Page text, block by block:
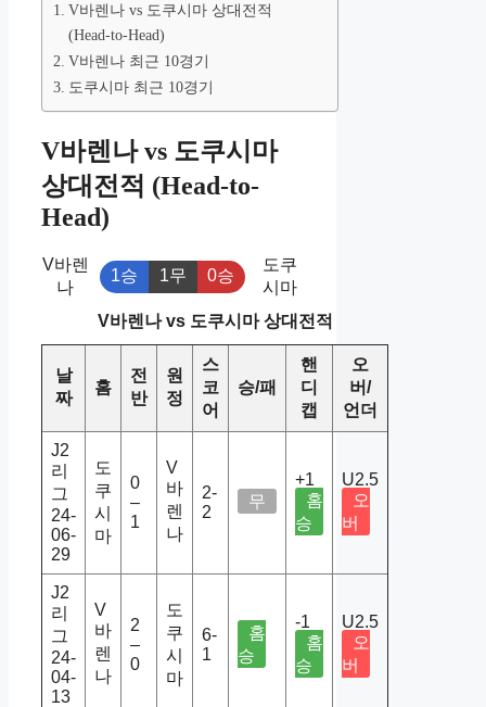
V바렌나 vs 도쿠시마 상대전적
(Head-to-Head)
V바렌나 최근 10경기
도쿠시마 최근 10경기
V바렌나 vs 도쿠시마
상대전적 (Head-to-
Head)
V바렌
나
1승 1무 0승
도쿠
시마
V바렌나 vs 도쿠시마 상대전적
날
짜
홈
전
반
원
정
스
코
어
승/패
핸
디
캡
오
버/
언더
J2
리
그
24-
06-
29
도
쿠
시
마
0
–
1
V
바
렌
나
2-
2
무
+1
홈
승
U2.5
오
버
J2
리
그
24-
04-
13
V
바
렌
나
2
–
0
도
쿠
시
마
6-
1
홈
승
-1
홈
승
U2.5
오
버